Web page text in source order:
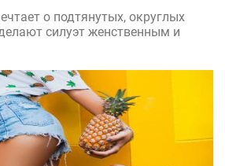
о подтянутых, округлых
силуэт женственным и